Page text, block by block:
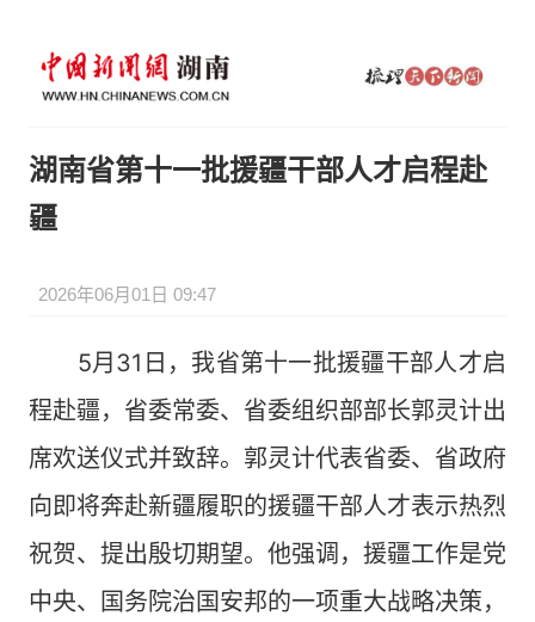
湖南省第十一批援疆干部人才启程赴
疆
2026年06月01日 09:47
5月31日，我省第十一批援疆干部人才启
程赴疆，省委常委、省委组织部部长郭灵计出
席欢送仪式并致辞。郭灵计代表省委、省政府
向即将奔赴新疆履职的援疆干部人才表示热烈
祝贺、提出殷切期望。他强调，援疆工作是党
中央、国务院治国安邦的一项重大战略决策，